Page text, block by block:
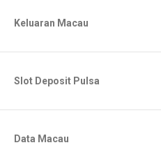
Keluaran Macau
Slot Deposit Pulsa
Data Macau